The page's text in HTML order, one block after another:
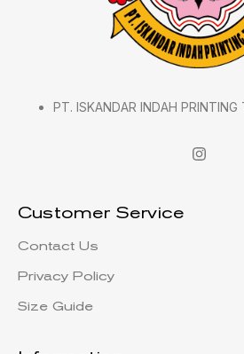
PT. ISKANDAR INDAH PRINTING
Customer Service
Contact Us
Privacy Policy
Size Guide